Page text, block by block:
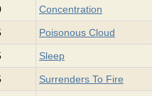
Concentration
Poisonous Cloud
Sleep
Surrenders To Fire